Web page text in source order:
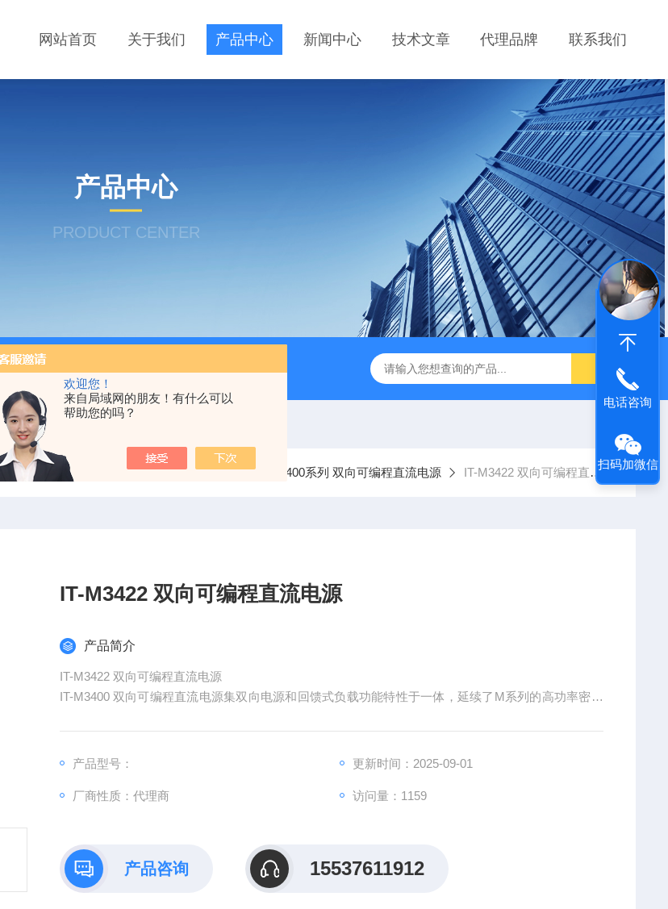
欢迎您！
来自局域网的朋友！有什么可以
帮助您的吗？
网站首页 关于我们 产品中心 新闻中心 技术文章 代理品牌 联系我们
产品中心
PRODUCT CENTER
固纬 AFG-2225 双通道任意波信号发生器 APS-7050E 交流电源 固纬 GSP-730 频谱分析仪 艾睿光电
产品中心 艾德克斯ITECH直流电源 IT-M3400系列 双向可编程直流电源 IT-M3422 双向可编程直流电源
IT-M3422 双向可编程直流电源
产品简介
IT-M3422 双向可编程直流电源
IT-M3400 双向可编程直流电源集双向电源和回馈式负载功能特性于一体，延续了M系列的高功率密度
产品型号：
更新时间：2025-09-01
厂商性质：代理商 访问量：1159
产品咨询 15537611912
电话咨询
扫码加微信